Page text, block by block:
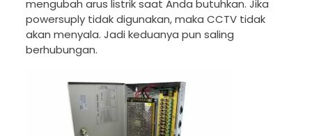
mengubah arus listrik saat Anda butuhkan. Jika
powersuply tidak digunakan, maka CCTV tidak
akan menyala. Jadi keduanya pun saling
berhubungan.